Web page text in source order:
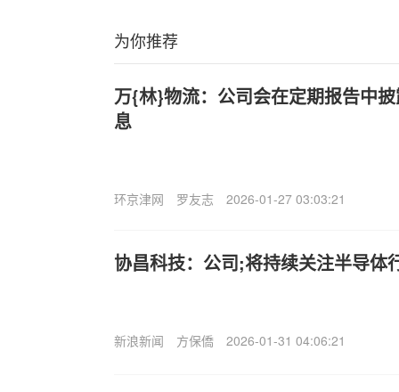
为你推荐
万{林}物流：公司会在定期报告中
息
环京津网 罗友志 2026-01-27 03:03:21
协昌科技：公司;将持续关注半导体
新浪新闻 方保僑 2026-01-31 04:06:21